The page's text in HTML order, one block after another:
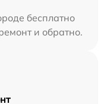
бесплатно
и обратно.